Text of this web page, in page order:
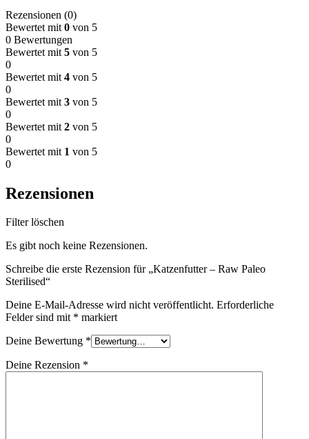
Rezensionen (0)
Bewertet mit 0 von 5
0 Bewertungen
Bewertet mit 5 von 5
0
Bewertet mit 4 von 5
0
Bewertet mit 3 von 5
0
Bewertet mit 2 von 5
0
Bewertet mit 1 von 5
0
Rezensionen
Filter löschen
Es gibt noch keine Rezensionen.
Schreibe die erste Rezension für „Katzenfutter – Raw Paleo
Sterilised“
Deine E-Mail-Adresse wird nicht veröffentlicht. Erforderliche
Felder sind mit * markiert
Deine Bewertung *
Deine Rezension *